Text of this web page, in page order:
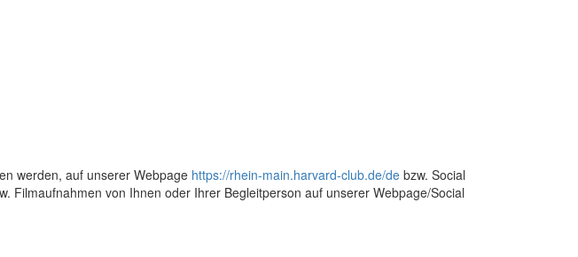
werden, auf unserer Webpage https://rhein-main.harvard-club.de/de bzw. Social
Filmaufnahmen von Ihnen oder Ihrer Begleitperson auf unserer Webpage/Social